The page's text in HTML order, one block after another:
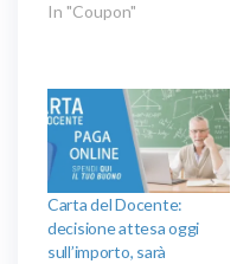
In "Coupon"
Carta del Docente:
decisione attesa oggi
sull’importo, sarà